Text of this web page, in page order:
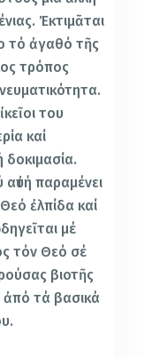
Ἐκτιμᾶται
τό ἀγαθό τῆς
τρόπος
του
καί
παραμένει
ἐλπίδα καί
μέ
τόν Θεό σέ
βιοτῆς
ἀπό τά βασικά